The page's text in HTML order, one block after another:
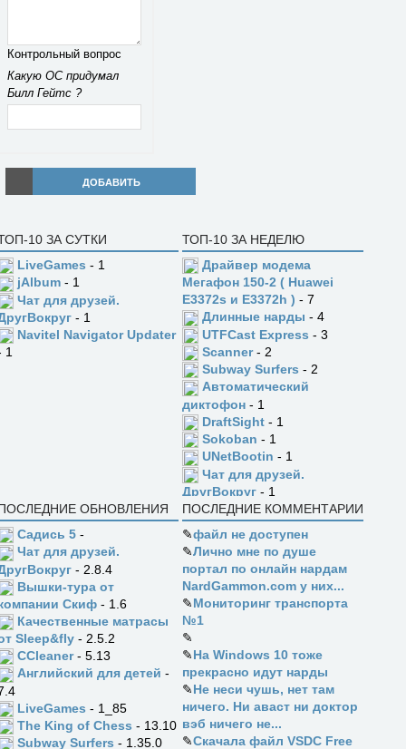
Контрольный вопрос
Какую ОС придумал
Билл Гейтс ?
ДОБАВИТЬ
10 ЗА СУТКИ
LiveGames - 1
jAlbum - 1
Чат для друзей.
- 1
Navitel Navigator Updater
1
ТОП-10 ЗА НЕДЕЛЮ
Драйвер модема
Мегафон 150-2 ( Huawei
E3372s и E3372h ) - 7
Длинные нарды - 4
UTFCast Express - 3
Scanner- 2
Subway Surfers - 2
Автоматический
диктофон - 1
DraftSight - 1
Sokoban - 1
UNetBootin - 1
Чат для друзей.
ДругВокруг - 1
ОБНОВЛЕНИЯ
Садись 5 -
Чат для друзей.
- 2.8.4
Вышки-тура от
Скиф - 1.6
Качественные матрасы
Sleep&fly - 2.5.2
CCleaner- 5.13
Английский для детей -
LiveGames - 1_85
The King of Chess - 13.10
Subway Surfers - 1.35.0
ПОСЛЕДНИЕ КОММЕНТАРИИ
✎файл не доступен
✎Лично мне по душе
портал по онлайн нардам
NardGammon.com у них...
✎Мониторинг транспорта
№1
✎
✎На Windows 10 тоже
прекрасно идут нарды
✎Не неси чушь, нет там
ничего. Ни аваст ни доктор
вэб ничего не...
✎Скачала файл VSDC Free